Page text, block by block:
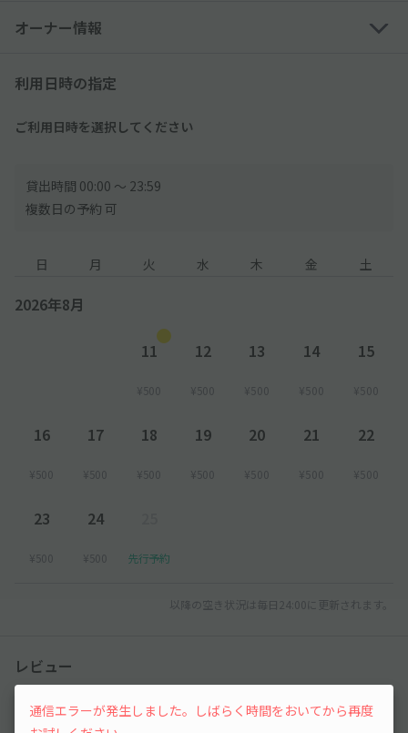
オーナー情報
利用日時の指定
ご利用日時を選択してください
貸出時間 00:00 〜 23:59
複数日の予約 可
日 月 火 水 木 金 土
2026年8月
11
¥500
12
¥500
13
¥500
14
¥500
15
¥500
16
¥500
17
¥500
18
¥500
19
¥500
20
¥500
21
¥500
22
¥500
23
¥500
24
¥500 先行予約
以降の空き状況は毎日24:00に更新されます。
レビュー
5（1件）
通信エラーが発生しました。しばらく時間をおいてから再度